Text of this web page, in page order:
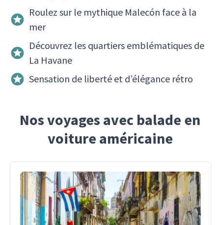
Roulez sur le mythique Malecón face à la
mer
Découvrez les quartiers emblématiques de
La Havane
Sensation de liberté et d’élégance rétro
Nos voyages avec balade en
voiture américaine